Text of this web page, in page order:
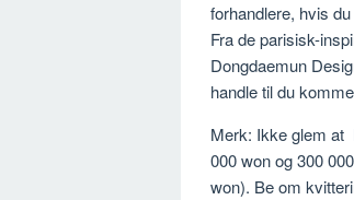
forhandlere, hvis
Fra de parisisk-
Dongdaemun
handle til du
Merk: Ikke glem at
000 won og 300
won). Be om